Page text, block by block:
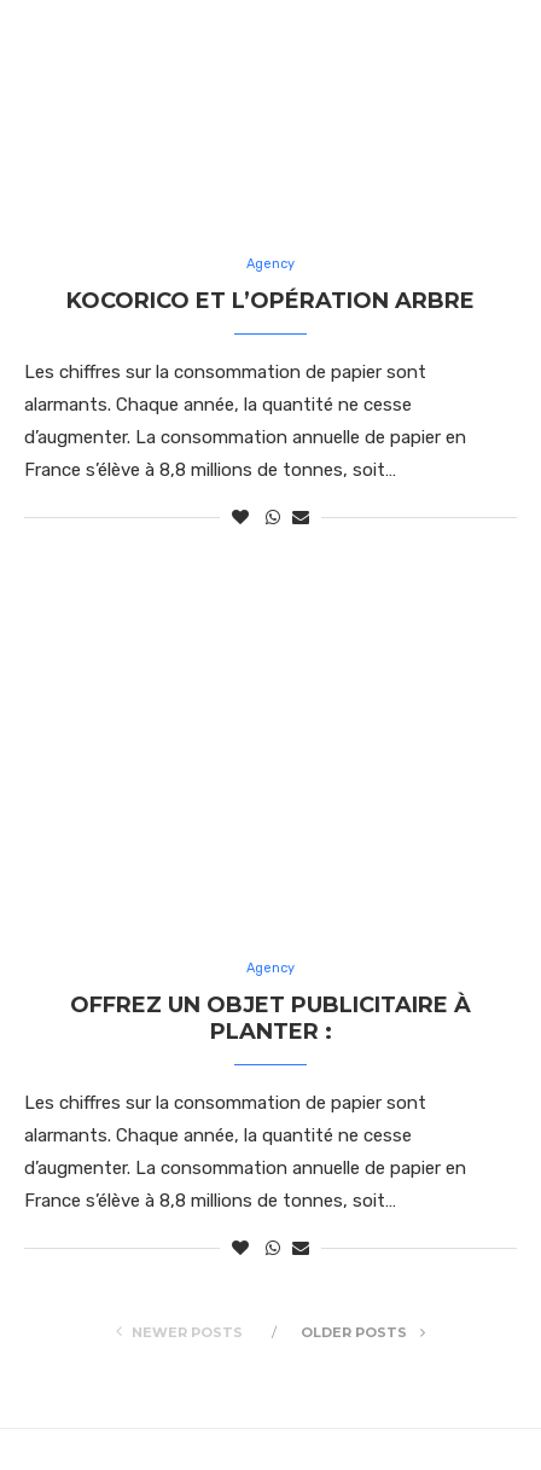
Agency
KOCORICO ET L’OPÉRATION ARBRE
Les chiffres sur la consommation de papier sont
alarmants. Chaque année, la quantité ne cesse
d’augmenter. La consommation annuelle de papier en
France s’élève à 8,8 millions de tonnes, soit…
Agency
OFFREZ UN OBJET PUBLICITAIRE À
PLANTER :
Les chiffres sur la consommation de papier sont
alarmants. Chaque année, la quantité ne cesse
d’augmenter. La consommation annuelle de papier en
France s’élève à 8,8 millions de tonnes, soit…
NEWER POSTS OLDER POSTS